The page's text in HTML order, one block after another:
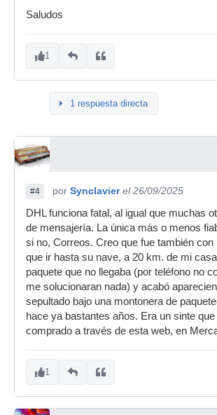
Saludos
1
1 respuesta directa
#4 por Synclavier el 26/09/2025
DHL funciona fatal, al igual que muchas
de mensajería. La única más o menos
si no, Correos. Creo que fue también con
que ir hasta su nave, a 20 km. de mi
paquete que no llegaba (por teléfono no
me solucionaran nada) y acabó
sepultado bajo una montonera de
hace ya bastantes años. Era un sinte
comprado a través de esta web, en
1